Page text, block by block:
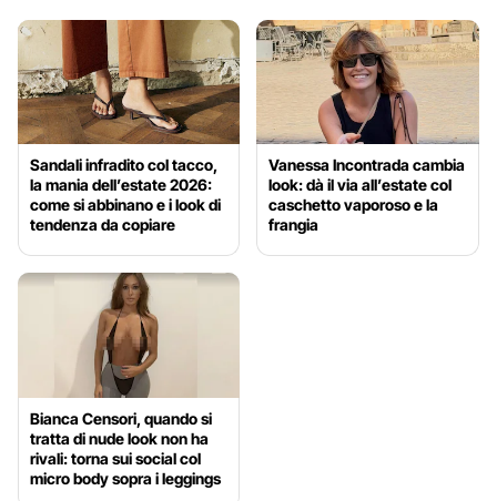
Sandali infradito col tacco,
la mania dell’estate 2026:
come si abbinano e i look di
tendenza da copiare
Vanessa Incontrada cambia
look: dà il via all’estate col
caschetto vaporoso e la
frangia
Bianca Censori, quando si
tratta di nude look non ha
rivali: torna sui social col
micro body sopra i leggings